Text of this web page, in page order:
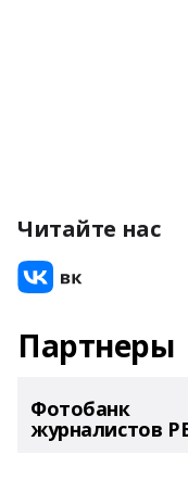
Читайте нас
Партнеры
Фотобанк
журналистов